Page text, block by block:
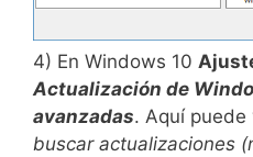
4) En Windows 10
Actualización de
avanzadas. Aquí puede
buscar actualizaciones